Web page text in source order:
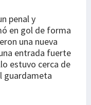
penal y
en gol de forma
una nueva
entrada fuerte
estuvo cerca de
guardameta